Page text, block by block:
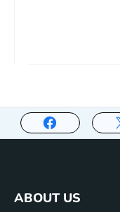
ABOUT US